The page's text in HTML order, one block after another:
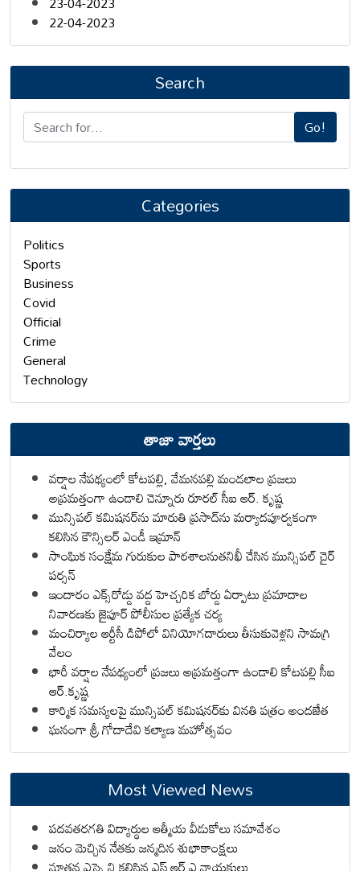
22-04-2023
Search
Go!
Categories
Politics
Sports
Business
Covid
Official
Crime
General
Technology
తాజా వార్తలు
వర్షాల నేపథ్యంలో కోటపల్లి, వేమనపల్లి మండలాల ప్రజలు
అప్రమత్తంగా ఉండాలి చెన్నూరు రూరల్ సీఐ ఆర్. కృష్ణ
మున్సిపల్ కమిషనర్‌ను మారుతి ప్రసాద్‌ను మర్యాదపూర్వకంగా
కలిసిన కౌన్సిలర్ ఎండీ ఇమ్రాన్ ​
సాంఘిక సంక్షేమ గురుకుల పాఠశాలనుతనిఖీ చేసిన మున్సిపల్ చైర్
పర్సన్
ఇందారం ఎక్స్‌రోడ్డు వద్ద హెచ్చరిక బోర్డు ఏర్పాటు ప్రమాదాల
నివారణకు జైపూర్ పోలీసుల ప్రత్యేక చర్య
మంచిర్యాల ఆర్టీసీ డిపోలో వినియోగదారులు తీసుకువెళ్లని సామగ్రి
వేలం
భారీ వర్షాల నేపథ్యంలో ప్రజలు అప్రమత్తంగా ఉండాలి కోటపల్లి సీఐ
ఆర్.కృష్ణ
కార్మిక సమస్యలపై మున్సిపల్ కమిషనర్‌కు వినతి పత్రం అందజేత
ఘనంగా శ్రీ గోదాదేవి కల్యాణ మహోత్సవం
Most Viewed News
పదవతరగతి విద్యార్థుల ఆత్మీయ వీడుకోలు సమావేశం
జనం మెచ్చిన నేతకు జన్మదిన శుభాకాంక్షలు